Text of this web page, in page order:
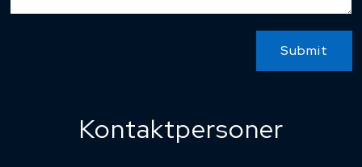
Submit
Kontaktpersoner